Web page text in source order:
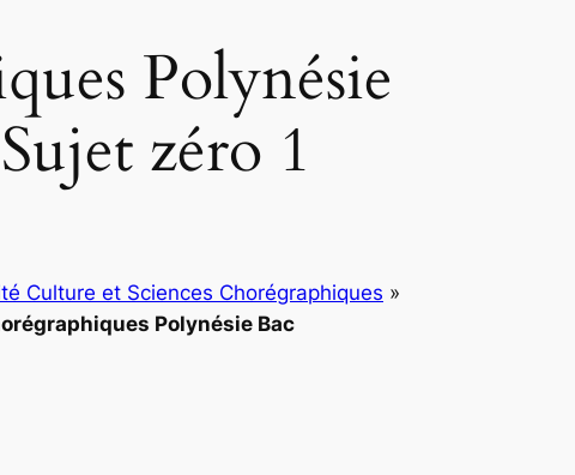
Polynésie
zéro 1
Culture et Sciences Chorégraphiques »
Polynésie Bac